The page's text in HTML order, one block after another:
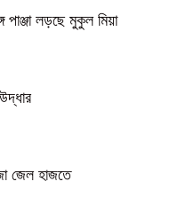
পাঞ্জা লড়ছে মুকুল মিয়া
জেল হাজতে